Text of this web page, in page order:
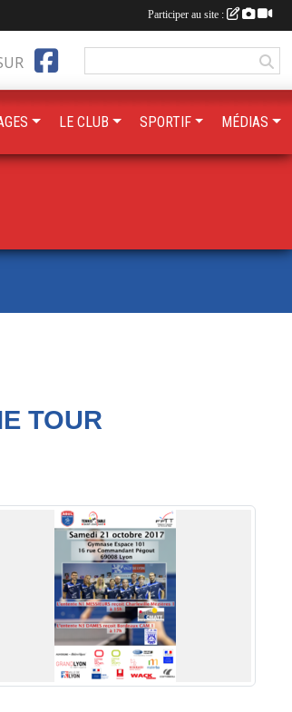
TOUR
LE CLUB SPORTIF MÉDIAS
Participer au site :